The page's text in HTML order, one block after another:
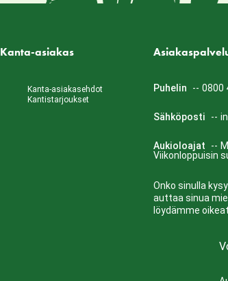
Kanta-asiakas
Kanta-asiakasehdot
Kantistarjoukset
Puhelin -- 0800
Sähköposti --
Aukioloajat --
Viikonloppuisin
Onko sinulla
auttaa sinua
löydämme